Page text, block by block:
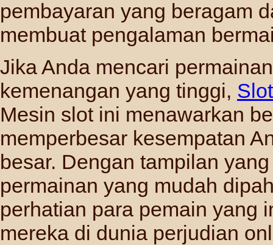
pembayaran yang beragam
membuat pengalaman
Jika Anda mencari
kemenangan yang tinggi,
Mesin slot ini menawarkan
memperbesar kesempatan
besar. Dengan tampilan
permainan yang mudah
perhatian para pemain yang
mereka di dunia perjudian